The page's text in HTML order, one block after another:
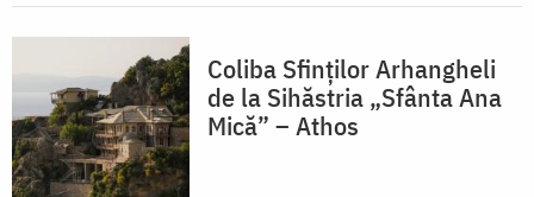
Coliba Sfinților Arhangheli
de la Sihăstria „Sfânta Ana
Mică” – Athos